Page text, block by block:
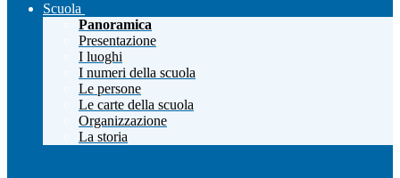
Scuola
Panoramica
Presentazione
I luoghi
I numeri della scuola
Le persone
Le carte della scuola
Organizzazione
La storia